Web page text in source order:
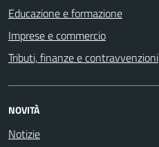
Educazione e formazione
Imprese e commercio
Tributi, finanze e contravvenzioni
NOVITÀ
Notizie